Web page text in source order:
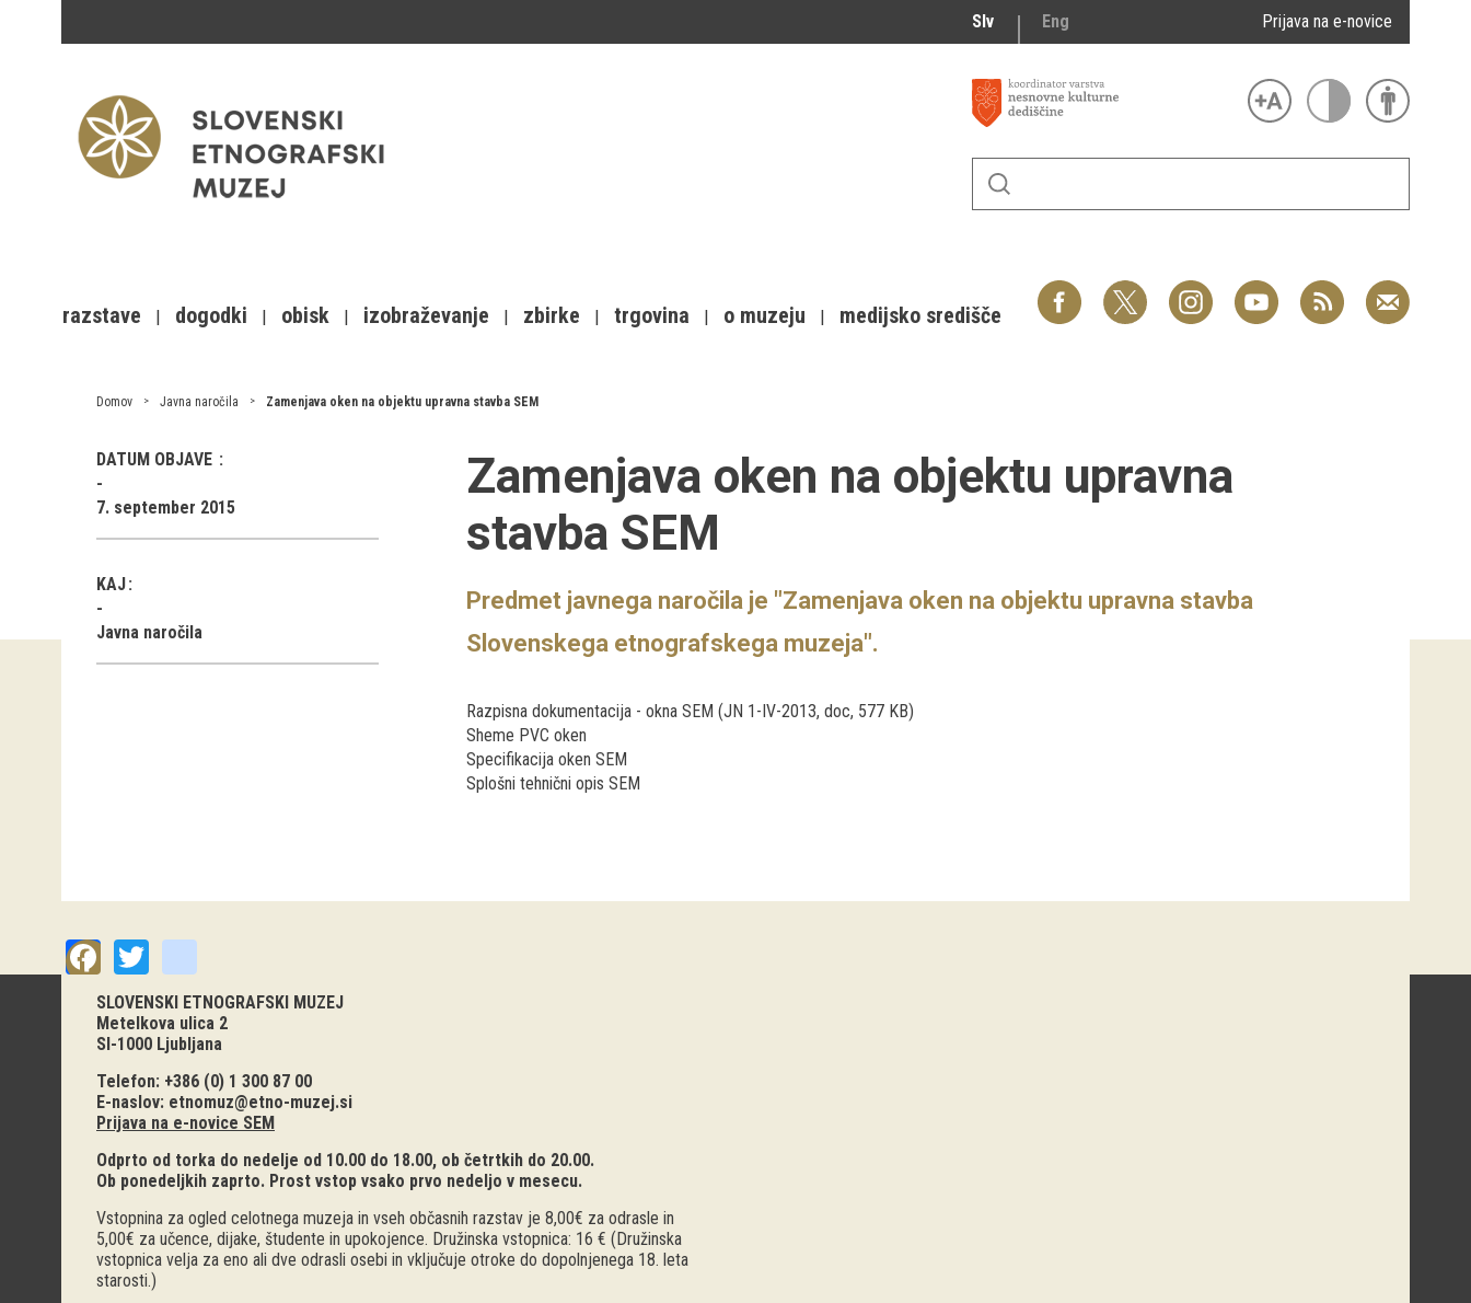
Slv Eng Prijava na e-novice
razstave dogodki obisk izobraževanje zbirke trgovina o muzeju medijsko središče
Domov Javna naročila Zamenjava oken na objektu upravna stavba SEM
DATUM OBJAVE
7. september 2015
KAJ
Javna naročila
Zamenjava oken na objektu upravna
stavba SEM
Predmet javnega naročila je "Zamenjava oken na objektu upravna stavba
Slovenskega etnografskega muzeja".
Razpisna dokumentacija - okna SEM (JN 1-IV-2013, doc, 577 KB)
Sheme PVC oken
Specifikacija oken SEM
Splošni tehnični opis SEM
Facebook
Twitter
SLOVENSKI ETNOGRAFSKI MUZEJ
Metelkova ulica 2
SI-1000 Ljubljana
Telefon: +386 (0) 1 300 87 00
E-naslov: etnomuz@etno-muzej.si
Prijava na e-novice SEM
Odprto od torka do nedelje od 10.00 do 18.00, ob četrtkih do 20.00.
Ob ponedeljkih zaprto. Prost vstop vsako prvo nedeljo v mesecu.
Vstopnina za ogled celotnega muzeja in vseh občasnih razstav je 8,00€ za odrasle in
5,00€ za učence, dijake, študente in upokojence. Družinska vstopnica: 16 € (Družinska
vstopnica velja za eno ali dve odrasli osebi in vključuje otroke do dopolnjenega 18. leta
starosti.)